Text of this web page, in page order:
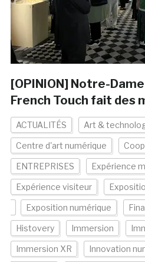
[OPINION] Notre-
French Touch fait des
ACTUALITÉS Art &
Centre d'art numérique
ENTREPRISES Expérience
Expérience visiteur
Exposition numérique
Histovery Immersion
Immersion XR Innovation